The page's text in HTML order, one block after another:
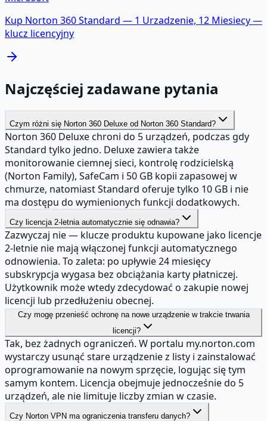
Kup Norton 360 Standard — 1 Urzadzenie, 12 Miesiecy—
klucz licencyjny
Najczęściej zadawane pytania
Czym różni się Norton 360 Deluxe od Norton 360 Standard?
Norton 360 Deluxe chroni do 5 urządzeń, podczas gdy
Standard tylko jedno. Deluxe zawiera także
monitorowanie ciemnej sieci, kontrolę rodzicielską
(Norton Family), SafeCam i 50 GB kopii zapasowej w
chmurze, natomiast Standard oferuje tylko 10 GB i nie
ma dostępu do wymienionych funkcji dodatkowych.
Czy licencja 2-letnia automatycznie się odnawia?
Zazwyczaj nie — klucze produktu kupowane jako licencje
2-letnie nie mają włączonej funkcji automatycznego
odnowienia. To zaleta: po upływie 24 miesięcy
subskrypcja wygasa bez obciążania karty płatniczej.
Użytkownik może wtedy zdecydować o zakupie nowej
licencji lub przedłużeniu obecnej.
Czy mogę przenieść ochronę na nowe urządzenie w trakcie trwania
licencji?
Tak, bez żadnych ograniczeń. W portalu my.norton.com
wystarczy usunąć stare urządzenie z listy i zainstalować
oprogramowanie na nowym sprzęcie, logując się tym
samym kontem. Licencja obejmuje jednocześnie do 5
urządzeń, ale nie limituje liczby zmian w czasie.
Czy Norton VPN ma ograniczenia transferu danych?